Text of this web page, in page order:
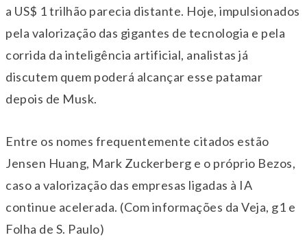
a US$ 1 trilhão parecia distante. Hoje, impulsionados
pela valorização das gigantes de tecnologia e pela
corrida da inteligência artificial, analistas já
discutem quem poderá alcançar esse patamar
depois de Musk.
Entre os nomes frequentemente citados estão
Jensen Huang, Mark Zuckerberg e o próprio Bezos,
caso a valorização das empresas ligadas à IA
continue acelerada. (Com informações da Veja, g1 e
Folha de S. Paulo)